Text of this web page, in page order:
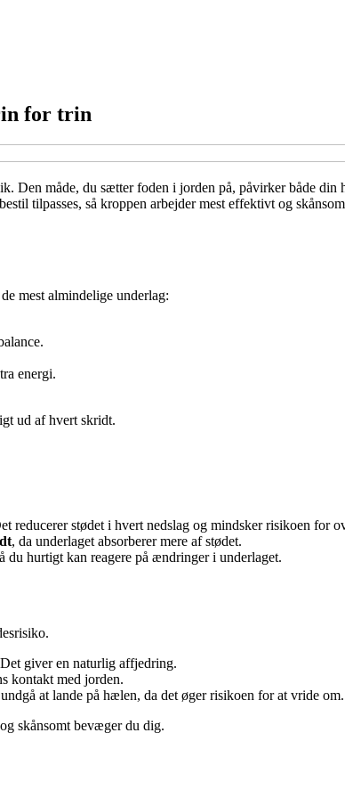
for trin
måde, du sætter foden i jorden på, påvirker både
tilpasses, så kroppen arbejder mest effektivt og
mest almindelige underlag:
energi.
ud af hvert skridt.
reducerer stødet i hvert nedslag og mindsker risikoen for
, da underlaget absorberer mere af stødet.
du hurtigt kan reagere på ændringer i underlaget.
giver en naturlig affjedring.
kontakt med jorden.
at lande på hælen, da det øger risikoen for at vride om.
skånsomt bevæger du dig.